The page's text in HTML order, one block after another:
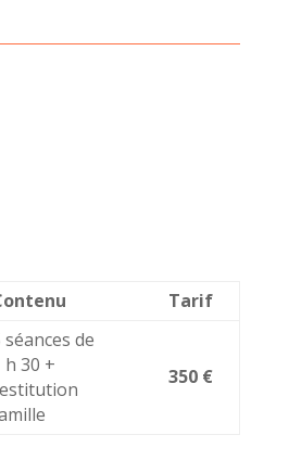
Tarif
séances de
h 30 +
350 €